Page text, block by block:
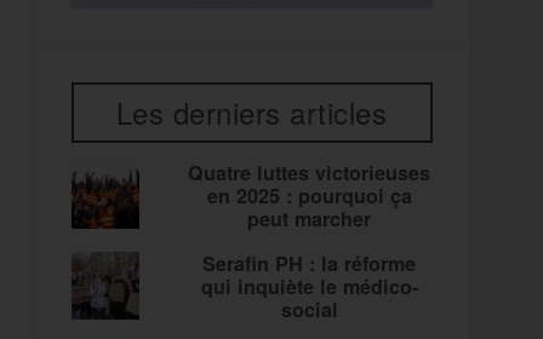
Les derniers articles
Quatre luttes victorieuses
en 2025 : pourquoi ça
peut marcher
Serafin PH : la réforme
qui inquiète le médico-
social